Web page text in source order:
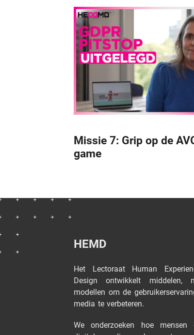
Missie 7: Grip op de
game
HEMD
Het Lectoraat Human
Design ontwikkelt middelen,
modellen om de
media te verbeteren.
We onderzoeken hoe mensen